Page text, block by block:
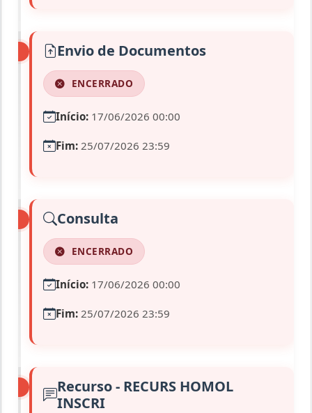
Envio de Documentos
ENCERRADO
Início: 17/06/2026 00:00
Fim: 25/07/2026 23:59
Consulta
ENCERRADO
Início: 17/06/2026 00:00
Fim: 25/07/2026 23:59
Recurso - RECURS HOMOL
INSCRI